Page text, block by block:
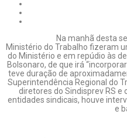
Na manhã desta
Ministério do Trabalho fizeram
do Ministério e em repúdio às
Bolsonaro, de que irá
teve duração de
Superintendência Regional do
diretores do Sindisprev RS
entidades sindicais, houve
e